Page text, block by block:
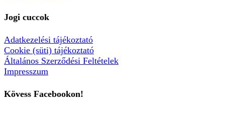
Jogi cuccok
Adatkezelési tájékoztató
Cookie (süti) tájékoztató
Általános Szerződési Feltételek
Impresszum
Kövess Facebookon!